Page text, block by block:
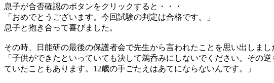
息子が合否確認のボタンをクリックすると・・・
「おめでとうございます。今回試験の判定は合格です。」
息子と抱き合って喜びました。
その時、日能研の最後の保護者会で先生から言われたことを思い出しまし
「子供ができたといっていても決して鵜呑みにしないでください。その
ていたこともあります。12歳の手ごたえはあてにならないんです。」